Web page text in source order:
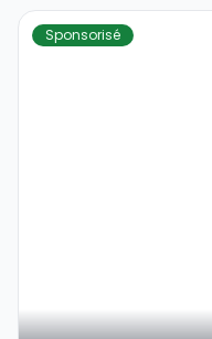
Sponsorisé